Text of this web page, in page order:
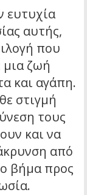
ευτυχία
αυτής,
που
μια ζωή
και αγάπη.
στιγμή
τους
και να
από
βήμα προς